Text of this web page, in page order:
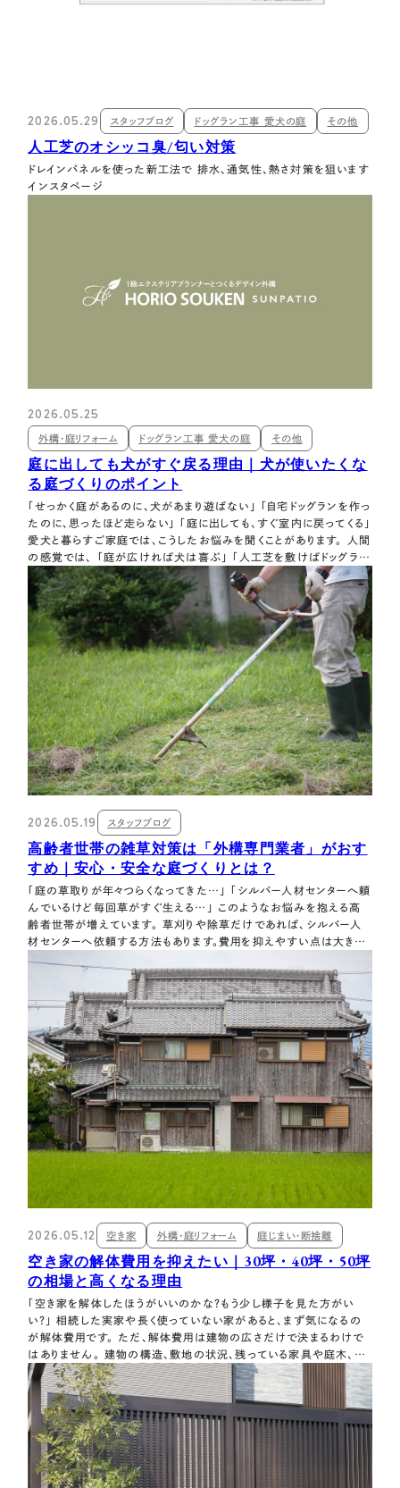
2026.05.29 スタッフブログ ドッグラン工事 愛犬の庭 その他
人工芝のオシッコ臭/匂い対策
ドレインパネルを使った新工法で 排水、通気性、熱さ対策を狙います
インスタページ
2026.05.25
外構・庭リフォーム ドッグラン工事 愛犬の庭 その他
庭に出しても犬がすぐ戻る理由｜犬が使いたくな
る庭づくりのポイント
「せっかく庭があるのに、犬があまり遊ばない」 「自宅ドッグランを作っ
たのに、思ったほど走らない」 「庭に出しても、すぐ室内に戻ってくる」
愛犬と暮らすご家庭では、こうしたお悩みを聞くことがあります。 人間
の感覚では、 「庭が広ければ犬は喜ぶ」 「人工芝を敷けばドッグラン
になる」 「フェンスで囲えば自由に遊ぶ」 と思いがちです もちろん、
広さや安全なフェンスは大切です。 しかし、犬にとって良い庭は…
2026.05.19 スタッフブログ
高齢者世帯の雑草対策は「外構専門業者」がおす
すめ｜安心・安全な庭づくりとは？
「庭の草取りが年々つらくなってきた…」 「シルバー人材センターへ頼
んでいるけど毎回草がすぐ生える…」 このようなお悩みを抱える高
齢者世帯が増えています。 草刈りや除草だけであれば、シルバー人
材センターへ依頼する方法もあります。費用を抑えやすい点は大きな
的に雑草が生えにくい外構工事を選ばれる方が増えています。 特に
高齢者世帯では…
2026.05.12 空き家 外構・庭リフォーム 庭じまい・断捨離
空き家の解体費用を抑えたい｜30坪・40坪・50坪
の相場と高くなる理由
「空き家を解体したほうがいいのかな？もう少し様子を見た方がい
い？」 相続した実家や長く使っていない家があると、まず気になるの
が解体費用です。 ただ、解体費用は建物の広さだけで決まるわけで
はありません。 建物の構造、敷地の状況、残っている家具や庭木、ア
スベストの有無などによって、見積もり金額は変わります。 さらに、愛
知県内では名古屋・春日井・江南・一宮・岩倉などに解体補助金の制
度があります（2026年…